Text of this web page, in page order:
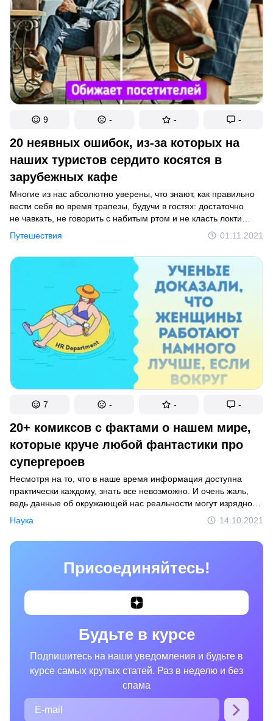
20 неявных ошибок, из-за которых на
наших туристов сердито косятся в
зарубежных кафе
Путешествия 01.11.2021
Многие из нас абсолютно уверены, что знают, как правильно
вести себя во время трапезы, будучи в гостях: достаточно
не чавкать, не говорить с набитым ртом и не класть локти
на стол. Однако не стоит забывать, что в каждой культуре
существуют свои обычаи, нарушение которых местные жители
могут воспринять как проявление невоспитанности или даже
как личное оскорбление.
9 - - -
20+ комиксов с фактами о нашем мире,
которые круче любой фантастики про
супергероев
Наука 14.10.2021
Несмотря на то, что в наше время информация доступна
практически каждому, знать все невозможно. И очень жаль,
ведь данные об окружающей нас реальности могут изрядно
покачнуть наше представление о мире. К счастью, есть люди,
которые помогают нам каждый день узнавать что-то новое.
Например, датское агентство инфографики Ferdio
всем на свете.
7 - - -
Присоединяйтесь!
Будьте в курсе
Подпишитесь на наши уведомления и будьте в
курсе самых крутых статей. Раз в неделю и без
спама